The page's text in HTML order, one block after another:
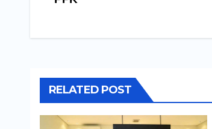
RELATED POST